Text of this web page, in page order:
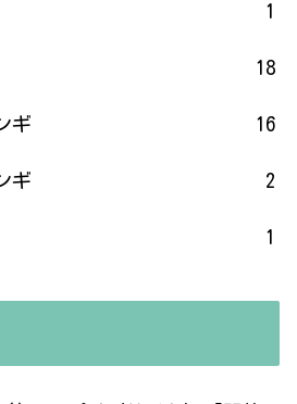
1
18
ギ 16
ギ 2
1